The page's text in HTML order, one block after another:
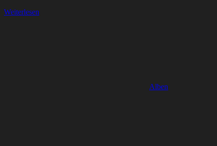
Weiterlesen
Alben